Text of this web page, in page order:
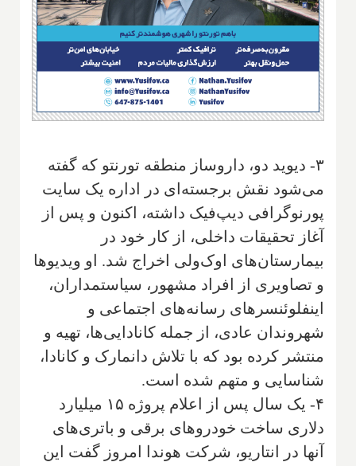
۳- دیوید دو، داروساز منطقه تورنتو که گفته
می‌شود نقش برجسته‌ای در اداره یک سایت
پورنوگرافی دیپ‌فیک داشته، اکنون و پس از
آغاز تحقیقات داخلی، از کار خود در
بیمارستان‌های اوک‌ولی اخراج شد. او ویدیوها
و تصاویری از افراد مشهور، سیاستمداران،
اینفلوئنسرهای رسانه‌های اجتماعی و
شهروندان عادی، از جمله کانادایی‌ها، تهیه و
منتشر کرده بود که با تلاش دانمارک و کانادا،
شناسایی و متهم شده است.
۴- یک سال پس از اعلام پروژه ۱۵ میلیارد
دلاری ساخت خودروهای برقی و باتری‌های
آنها در انتاریو، شرکت هوندا امروز گفت این